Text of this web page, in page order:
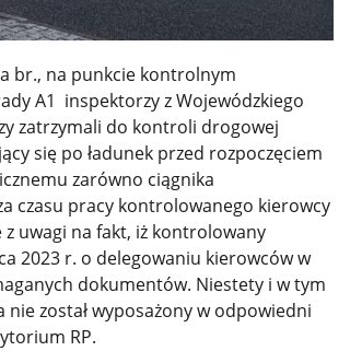
br., na punkcie kontrolnym
A1 inspektorzy z Wojewódzkiego
zatrzymali do kontroli drogowej
się po ładunek przed rozpoczęciem
zarówno ciągnika
czasu pracy kontrolowanego kierowcy
z uwagi na fakt, iż kontrolowany
2023 r. o delegowaniu kierowców w
dokumentów. Niestety i w tym
został wyposażony w odpowiedni
RP.